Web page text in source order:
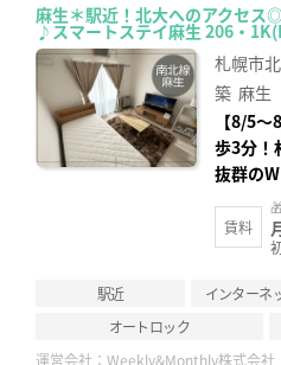
麻生＊駅近！北大へのアクセ
♪スマートステイ麻生 206・
札幌市
築 麻生
【8/5
歩3分！
抜群の
賃料
駅近 インターネ
オートロック
運営会社： Weekly&Monthly株式会社